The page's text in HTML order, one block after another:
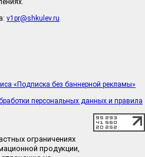
v1pr@shkulev.ru
«Подписка без баннерной рекламы»
персональных данных и правила
ограничениях
продукции,